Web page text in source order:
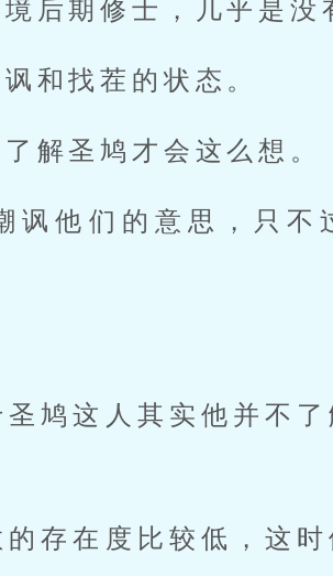
后期修士，几乎是没
和找茬的状态。
解圣鸠才会这么想。
讽他们的意思，只不
鸠这人其实他并不
存在度比较低，这